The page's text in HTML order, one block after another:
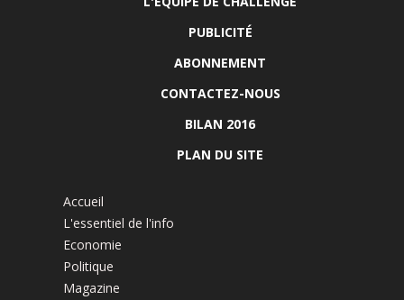
PUBLICITÉ
ABONNEMENT
CONTACTEZ-NOUS
BILAN 2016
PLAN DU SITE
Accueil
L'essentiel de l'info
Economie
Politique
Magazine